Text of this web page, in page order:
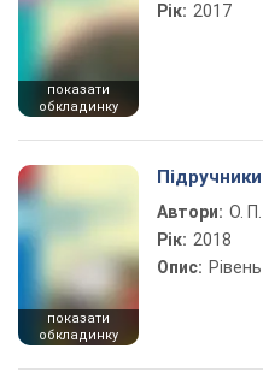
показати
обкладинку
Рік: 2017
показати
обкладинку
Автори: О.
Рік: 2018
Опис: